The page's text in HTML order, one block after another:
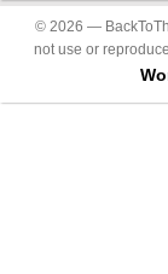
© 2026 —
not use or